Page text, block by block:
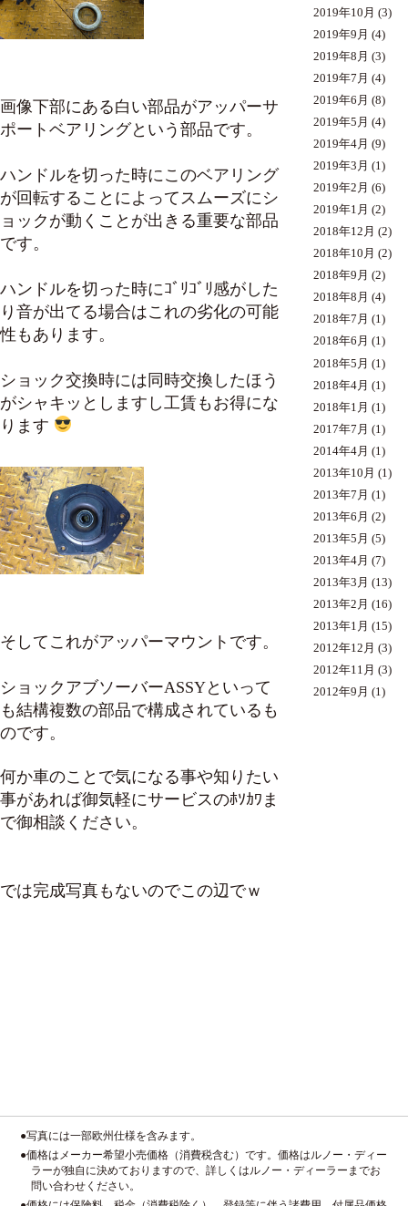
画像下部にある白い部品がアッパーサ
ポートベアリングという部品です。
ハンドルを切った時にこのベアリング
が回転することによってスムーズにシ
ョックが動くことが出きる重要な部品
です。
ハンドルを切った時にｺﾞﾘｺﾞﾘ感がした
り音が出てる場合はこれの劣化の可能
性もあります。
ショック交換時には同時交換したほう
がシャキッとしますし工賃もお得にな
ります
そしてこれがアッパーマウントです。
ショックアブソーバーASSYといって
も結構複数の部品で構成されているも
のです。
何か車のことで気になる事や知りたい
事があれば御気軽にサービスのﾎｿｶﾜま
で御相談ください。
では完成写真もないのでこの辺でｗ
2019年10月 (3)
2019年9月 (4)
2019年8月 (3)
2019年7月 (4)
2019年6月 (8)
2019年5月 (4)
2019年4月 (9)
2019年3月 (1)
2019年2月 (6)
2019年1月 (2)
2018年12月 (2)
2018年10月 (2)
2018年9月 (2)
2018年8月 (4)
2018年7月 (1)
2018年6月 (1)
2018年5月 (1)
2018年4月 (1)
2018年1月 (1)
2017年7月 (1)
2014年4月 (1)
2013年10月 (1)
2013年7月 (1)
2013年6月 (2)
2013年5月 (5)
2013年4月 (7)
2013年3月 (13)
2013年2月 (16)
2013年1月 (15)
2012年12月 (3)
2012年11月 (3)
2012年9月 (1)
●写真には一部欧州仕様を含みます。
●価格はメーカー希望小売価格（消費税含む）です。価格はルノー・ディー
ラーが独自に決めておりますので、詳しくはルノー・ディーラーまでお
問い合わせください。